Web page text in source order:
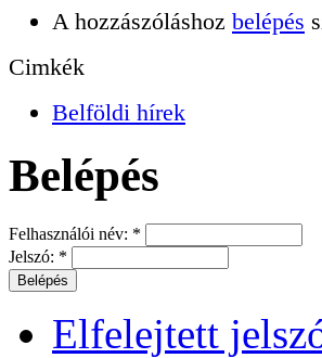
A hozzászóláshoz belépés
Cimkék
Belföldi hírek
Belépés
Felhasználói név: *
Jelszó: *
Elfelejtett